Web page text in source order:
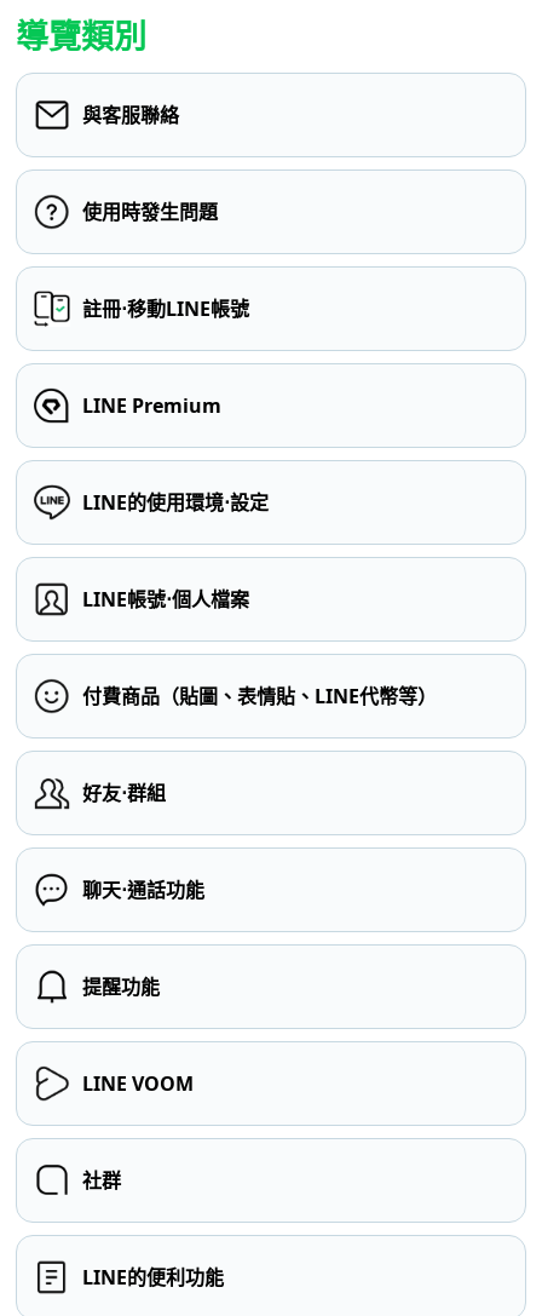
導覽類別
與客服聯絡
使用時發生問題
註冊⋅移動LINE帳號
LINE Premium
LINE的使用環境⋅設定
LINE帳號⋅個人檔案
付費商品（貼圖、表情貼、LINE代幣等）
好友⋅群組
聊天⋅通話功能
提醒功能
LINE VOOM
社群
LINE的便利功能